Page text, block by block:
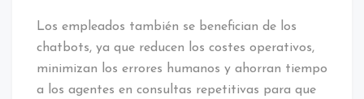
Los empleados también se benefician de los
chatbots, ya que reducen los costes operativos,
minimizan los errores humanos y ahorran tiempo
a los agentes en consultas repetitivas para que